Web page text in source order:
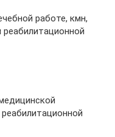
работе, кмн,
реабилитационной